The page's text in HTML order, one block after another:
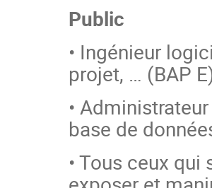
Public
• Ingénieur
projet, … (BAP
•
base de
• Tous ceux